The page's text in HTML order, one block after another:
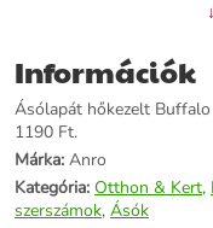
Információk
Ásólapát hőkezelt
1190 Ft.
Márka: Anro
Kategória: Otthon & Kert,
szerszámok, Ásók